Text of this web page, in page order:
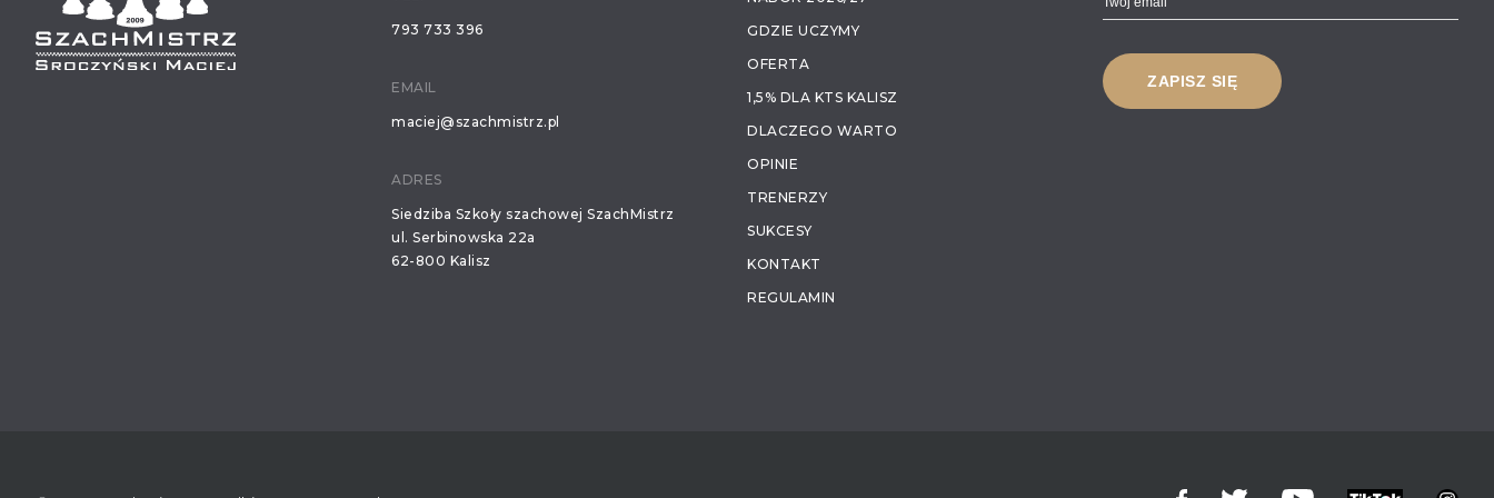
793 733 396
EMAIL
maciej@szachmistrz.pl
ADRES
Siedziba Szkoły szachowej SzachMistrz
ul. Serbinowska 22a
62-800 Kalisz
GDZIE UCZYMY
OFERTA
1,5% DLA KTS KALISZ
DLACZEGO WARTO
OPINIE
TRENERZY
SUKCESY
KONTAKT
REGULAMIN